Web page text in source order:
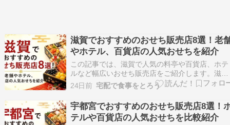
滋賀でおすすめのおせち販売店8選！老
やホテル、百貨店の人気おせちを紹介
この記事では、滋賀で人気の料亭や百貨店、ホテ
ルなど幅広いおせち販売店をご紹介します。滋賀
県内でおせちを購入できる店舗を中心に、それぞ
れの特徴や予約方法、受取方法をわかりやすくま
とめました。地元ならではのおせちから全国的に
人気の有名店のおせちまで幅広く取り上げていま
す。比較しなが…
24日前 宅配で食事をとろう
宇都宮でおすすめのおせち販売店8選！
テルや百貨店の人気おせちを比較紹介